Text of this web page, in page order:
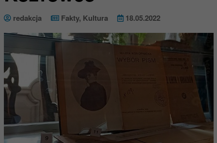
redakcja Fakty, Kultura 18.05.2022